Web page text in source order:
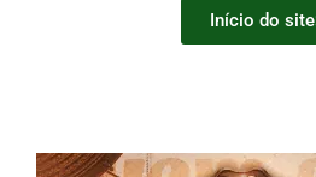
Início do site